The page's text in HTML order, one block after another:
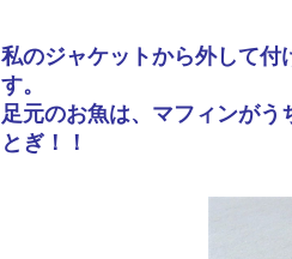
私のジャケットから外して付
す。
足元のお魚は、マフィンが
とぎ！！